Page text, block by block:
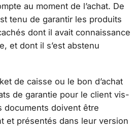
au moment de l’achat. De
tenu de garantir les produits
dont il avait connaissance
et dont il s’est abstenu
de caisse ou le bon d’achat
de garantie pour le client vis-
documents doivent être
et présentés dans leur version